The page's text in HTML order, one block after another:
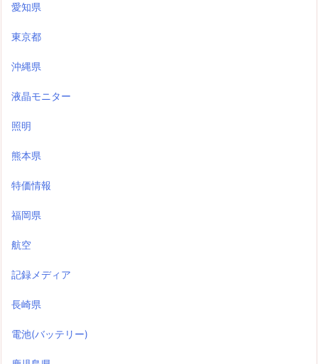
愛知県
東京都
沖縄県
液晶モニター
照明
熊本県
特価情報
福岡県
航空
記録メディア
長崎県
電池(バッテリー)